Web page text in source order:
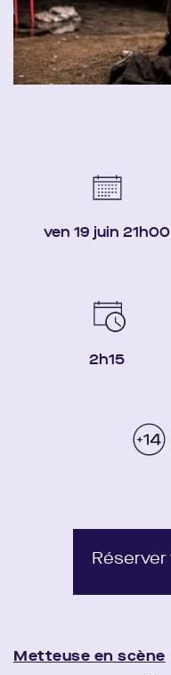
ven 19 juin 21h00
2h15
Metteuse en scène